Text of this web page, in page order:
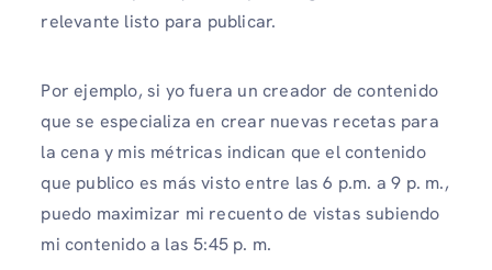
relevante listo para publicar.
Por ejemplo, si yo fuera un creador de contenido
que se especializa en crear nuevas recetas para
la cena y mis métricas indican que el contenido
que publico es más visto entre las 6 p.m. a 9 p. m.,
puedo maximizar mi recuento de vistas subiendo
mi contenido a las 5:45 p. m.